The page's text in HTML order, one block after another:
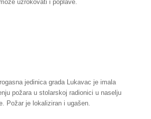
uzrokovati i poplave.
jedinica grada Lukavac je imala
požara u stolarskoj radionici u naselju
Požar je lokaliziran i ugašen.